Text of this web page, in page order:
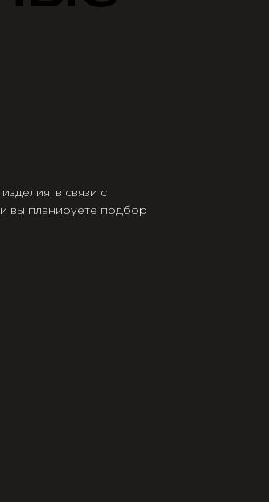
в связи с
вы планируете подбор